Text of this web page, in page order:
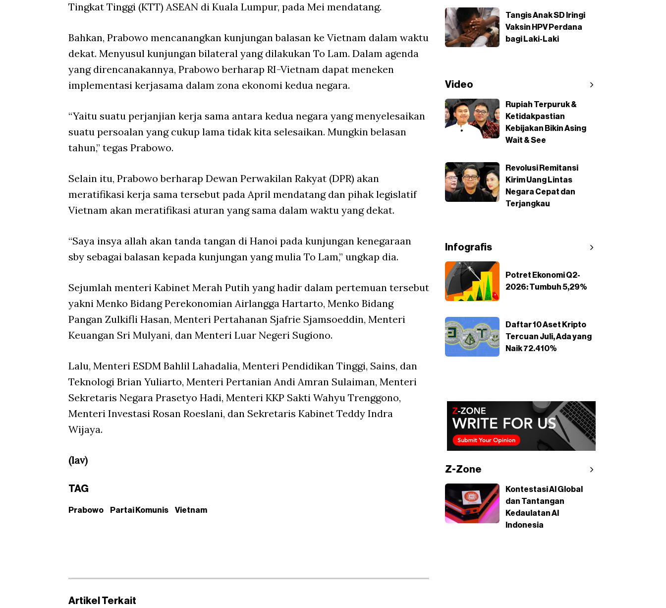
Tingkat Tinggi (KTT) ASEAN di Kuala Lumpur, pada Mei mendatang.
Bahkan, Prabowo mencanangkan kunjungan balasan ke Vietnam dalam waktu
dekat. Menyusul kunjungan bilateral yang dilakukan To Lam. Dalam agenda
yang direncanakannya, Prabowo berharap RI-Vietnam dapat meneken
implementasi kerjasama dalam zona ekonomi kedua negara.
“Yaitu suatu perjanjian kerja sama antara kedua negara yang menyelesaikan
suatu persoalan yang cukup lama tidak kita selesaikan. Mungkin belasan
tahun,” tegas Prabowo.
Selain itu, Prabowo berharap Dewan Perwakilan Rakyat (DPR) akan
meratifikasi kerja sama tersebut pada April mendatang dan pihak legislatif
Vietnam akan meratifikasi aturan yang sama dalam waktu yang dekat.
“Saya insya allah akan tanda tangan di Hanoi pada kunjungan kenegaraan
sby sebagai balasan kepada kunjungan yang mulia To Lam,” ungkap dia.
Sejumlah menteri Kabinet Merah Putih yang hadir dalam pertemuan tersebut
yakni Menko Bidang Perekonomian Airlangga Hartarto, Menko Bidang
Pangan Zulkifli Hasan, Menteri Pertahanan Sjafrie Sjamsoeddin, Menteri
Keuangan Sri Mulyani, dan Menteri Luar Negeri Sugiono.
Lalu, Menteri ESDM Bahlil Lahadalia, Menteri Pendidikan Tinggi, Sains, dan
Teknologi Brian Yuliarto, Menteri Pertanian Andi Amran Sulaiman, Menteri
Sekretaris Negara Prasetyo Hadi, Menteri KKP Sakti Wahyu Trenggono,
Menteri Investasi Rosan Roeslani, dan Sekretaris Kabinet Teddy Indra
Wijaya.
(lav)
TAG
Prabowo Partai Komunis Vietnam
Artikel Terkait
Tangis Anak SD Iringi
Vaksin HPV Perdana
bagi Laki-Laki
Video
Rupiah Terpuruk &
Ketidakpastian
Kebijakan Bikin Asing
Wait & See
Revolusi Remitansi
Kirim Uang Lintas
Negara Cepat dan
Terjangkau
Infografis
Potret Ekonomi Q2-
2026: Tumbuh 5,29%
Daftar 10 Aset Kripto
Tercuan Juli, Ada yang
Naik 72.410%
Z-Zone
Kontestasi AI Global
dan Tantangan
Kedaulatan AI
Indonesia